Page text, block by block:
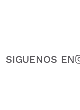
SIGUENOS EN